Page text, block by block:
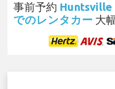
事前予約 Huntsville
でのレンタカー 大